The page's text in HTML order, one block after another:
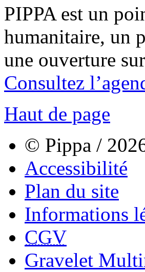
PIPPA est un
humanitaire, un
une ouverture
Consultez
Haut de page
© Pippa /
Accessibilité
Plan du site
Informations
CGV
Gravelet